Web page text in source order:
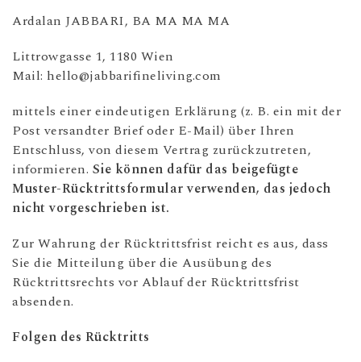
Ardalan JABBARI, BA MA MA MA
Littrowgasse 1, 1180 Wien
Mail: hello@jabbarifineliving.com
mittels einer eindeutigen Erklärung (z. B. ein mit der
Post versandter Brief oder E-Mail) über Ihren
Entschluss, von diesem Vertrag zurückzutreten,
informieren. Sie können dafür das beigefügte
Muster-Rücktrittsformular verwenden, das jedoch
nicht vorgeschrieben ist.
Zur Wahrung der Rücktrittsfrist reicht es aus, dass
Sie die Mitteilung über die Ausübung des
Rücktrittsrechts vor Ablauf der Rücktrittsfrist
absenden.
Folgen des Rücktritts